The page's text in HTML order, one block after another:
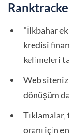
"İlkbahar
kredisi
kelimeleri
Web
dönüşüm
Tıklamalar,
oranı için